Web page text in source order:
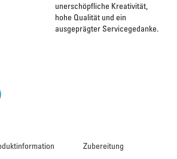
unerschöpfliche Kreativität,
hohe Qualität und ein
ausgeprägter Servicegedanke.
Zubereitung